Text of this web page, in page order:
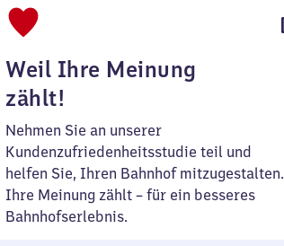
Weil Ihre Meinung
zählt!
Nehmen Sie an unserer
Kundenzufriedenheitsstudie teil und
helfen Sie, Ihren Bahnhof mitzugestalten.
Ihre Meinung zählt – für ein besseres
Bahnhofserlebnis.